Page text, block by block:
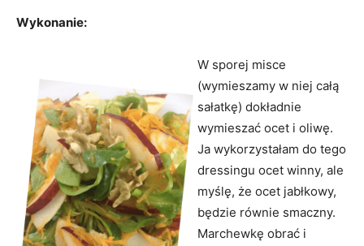
Wykonanie:
W sporej misce
(wymieszamy w niej całą
sałatkę) dokładnie
wymieszać ocet i oliwę.
Ja wykorzystałam do tego
dressingu ocet winny, ale
myślę, że ocet jabłkowy,
będzie równie smaczny.
Marchewkę obrać i